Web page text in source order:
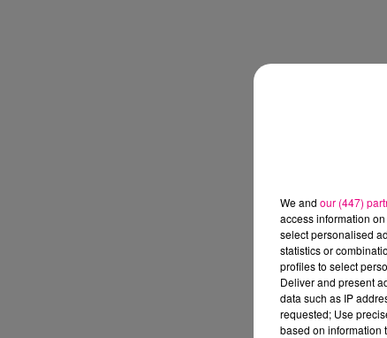
We and our (447)
access information
select personalised
statistics or
profiles to select
Deliver and present
data such as IP
requested; Use
based on information